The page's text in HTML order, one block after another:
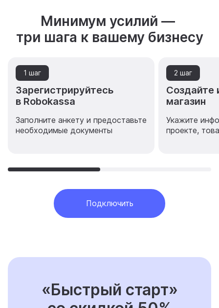
Минимум усилий —
три шага к вашему бизнесу
1 шаг
Зарегистрируйтесь
в Robokassa
Заполните анкету и предоставьте
необходимые документы
2 шаг
Создайте
магазин
Укажите
проекте,
Подключить
«Быстрый старт»